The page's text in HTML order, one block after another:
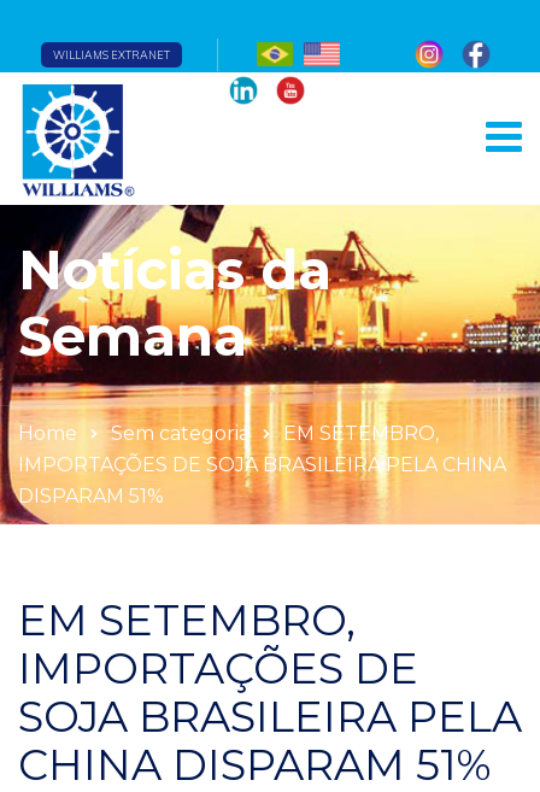
WILLIAMS EXTRANET
Notícias da
Semana
Home Sem categoria
EM SETEMBRO,
IMPORTAÇÕES DE SOJA BRASILEIRA PELA CHINA
DISPARAM 51%
EM SETEMBRO,
IMPORTAÇÕES DE
SOJA BRASILEIRA PELA
CHINA DISPARAM 51%